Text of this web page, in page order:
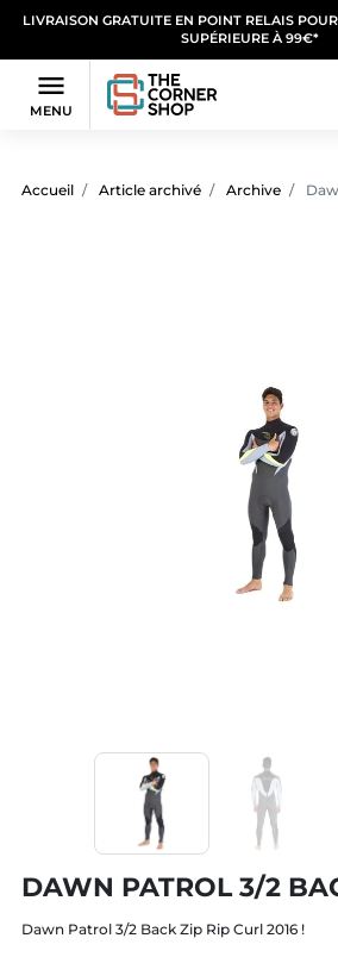
LIVRAISON GRATUITE EN POINT RELAIS
SUPÉRIEURE À 99€*

MENU
Accueil Article archivé Archive
DAWN PATROL 3/2
Dawn Patrol 3/2 Back Zip Rip Curl 2016 !